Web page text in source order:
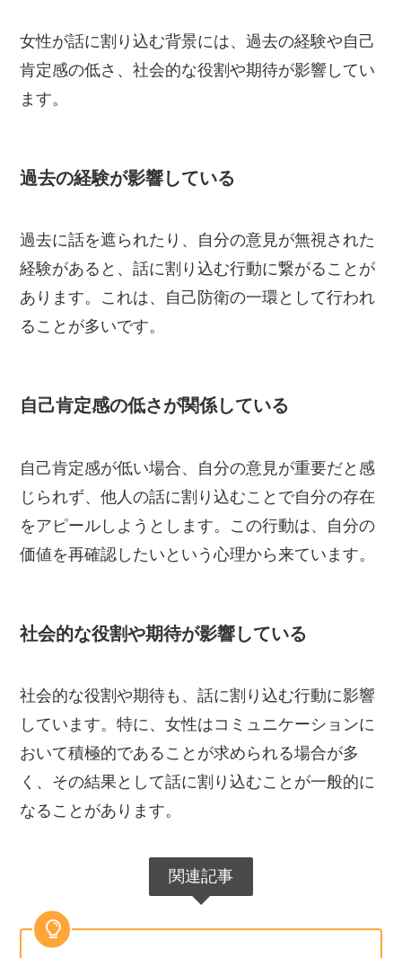
女性が話に割り込む背景には、過去の経験や自己
肯定感の低さ、社会的な役割や期待が影響してい
ます。
過去の経験が影響している
過去に話を遮られたり、自分の意見が無視された
経験があると、話に割り込む行動に繋がることが
あります。これは、自己防衛の一環として行われ
ることが多いです。
自己肯定感の低さが関係している
自己肯定感が低い場合、自分の意見が重要だと感
じられず、他人の話に割り込むことで自分の存在
をアピールしようとします。この行動は、自分の
価値を再確認したいという心理から来ています。
社会的な役割や期待が影響している
社会的な役割や期待も、話に割り込む行動に影響
しています。特に、女性はコミュニケーションに
おいて積極的であることが求められる場合が多
く、その結果として話に割り込むことが一般的に
なることがあります。
関連記事